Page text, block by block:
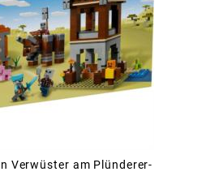
Verwüster am Plünderer-